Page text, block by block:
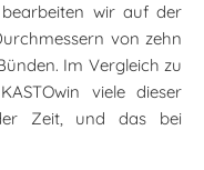
wir auf der
von zehn
Im Vergleich zu
viele dieser
Zeit, und das bei